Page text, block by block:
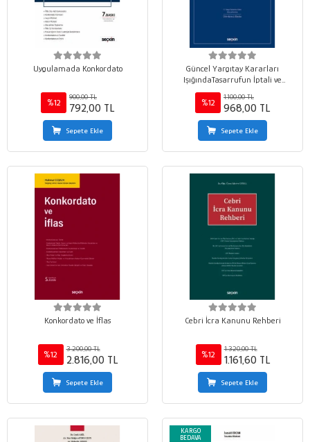
Uygulamada Konkordato
%12
900,00 TL
792,00 TL
Sepete Ekle
Güncel Yargıtay Kararları
IşığındaTasarrufun İptali ve
Muvazaa Davaları
%12
1.100,00 TL
968,00 TL
Sepete Ekle
Konkordato ve İflas
%12
3.200,00 TL
2.816,00 TL
Sepete Ekle
Cebri İcra Kanunu Rehberi
%12
1.320,00 TL
1.161,60 TL
Sepete Ekle
KARGO
BEDAVA